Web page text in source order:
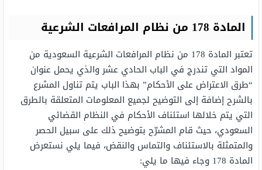
المادة 178 من نظام المرافعات الشرعية
تعتبر المادة 178 من نظام المرافعات الشرعية السعودية من
المواد التي تندرج في الباب الحادي عشر والذي يحمل عنوان
“طرق الاعتراض على الأحكام” بهذا الباب يتم تناول المشرع
بالشرح إضافة إلى التوضيح لجميع المعلومات المتعلقة بالطرق
التي يتم خلالها استئناف الأحكام في النظام القضائي
السعودي، حيث قام المشرّح بتوضيح ذلك على سبيل الحصر
والمتمثلة بالاستئناف والتماس والنقض، فيما يلي نستعرض
المادة 178 وجاء فيها ما يلي: